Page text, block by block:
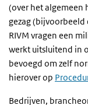
(over het algemeen
gezag (bijvoorbeeld
RIVM vragen een
werkt uitsluitend in
bevoegd om zelf
hierover op
Bedrijven,